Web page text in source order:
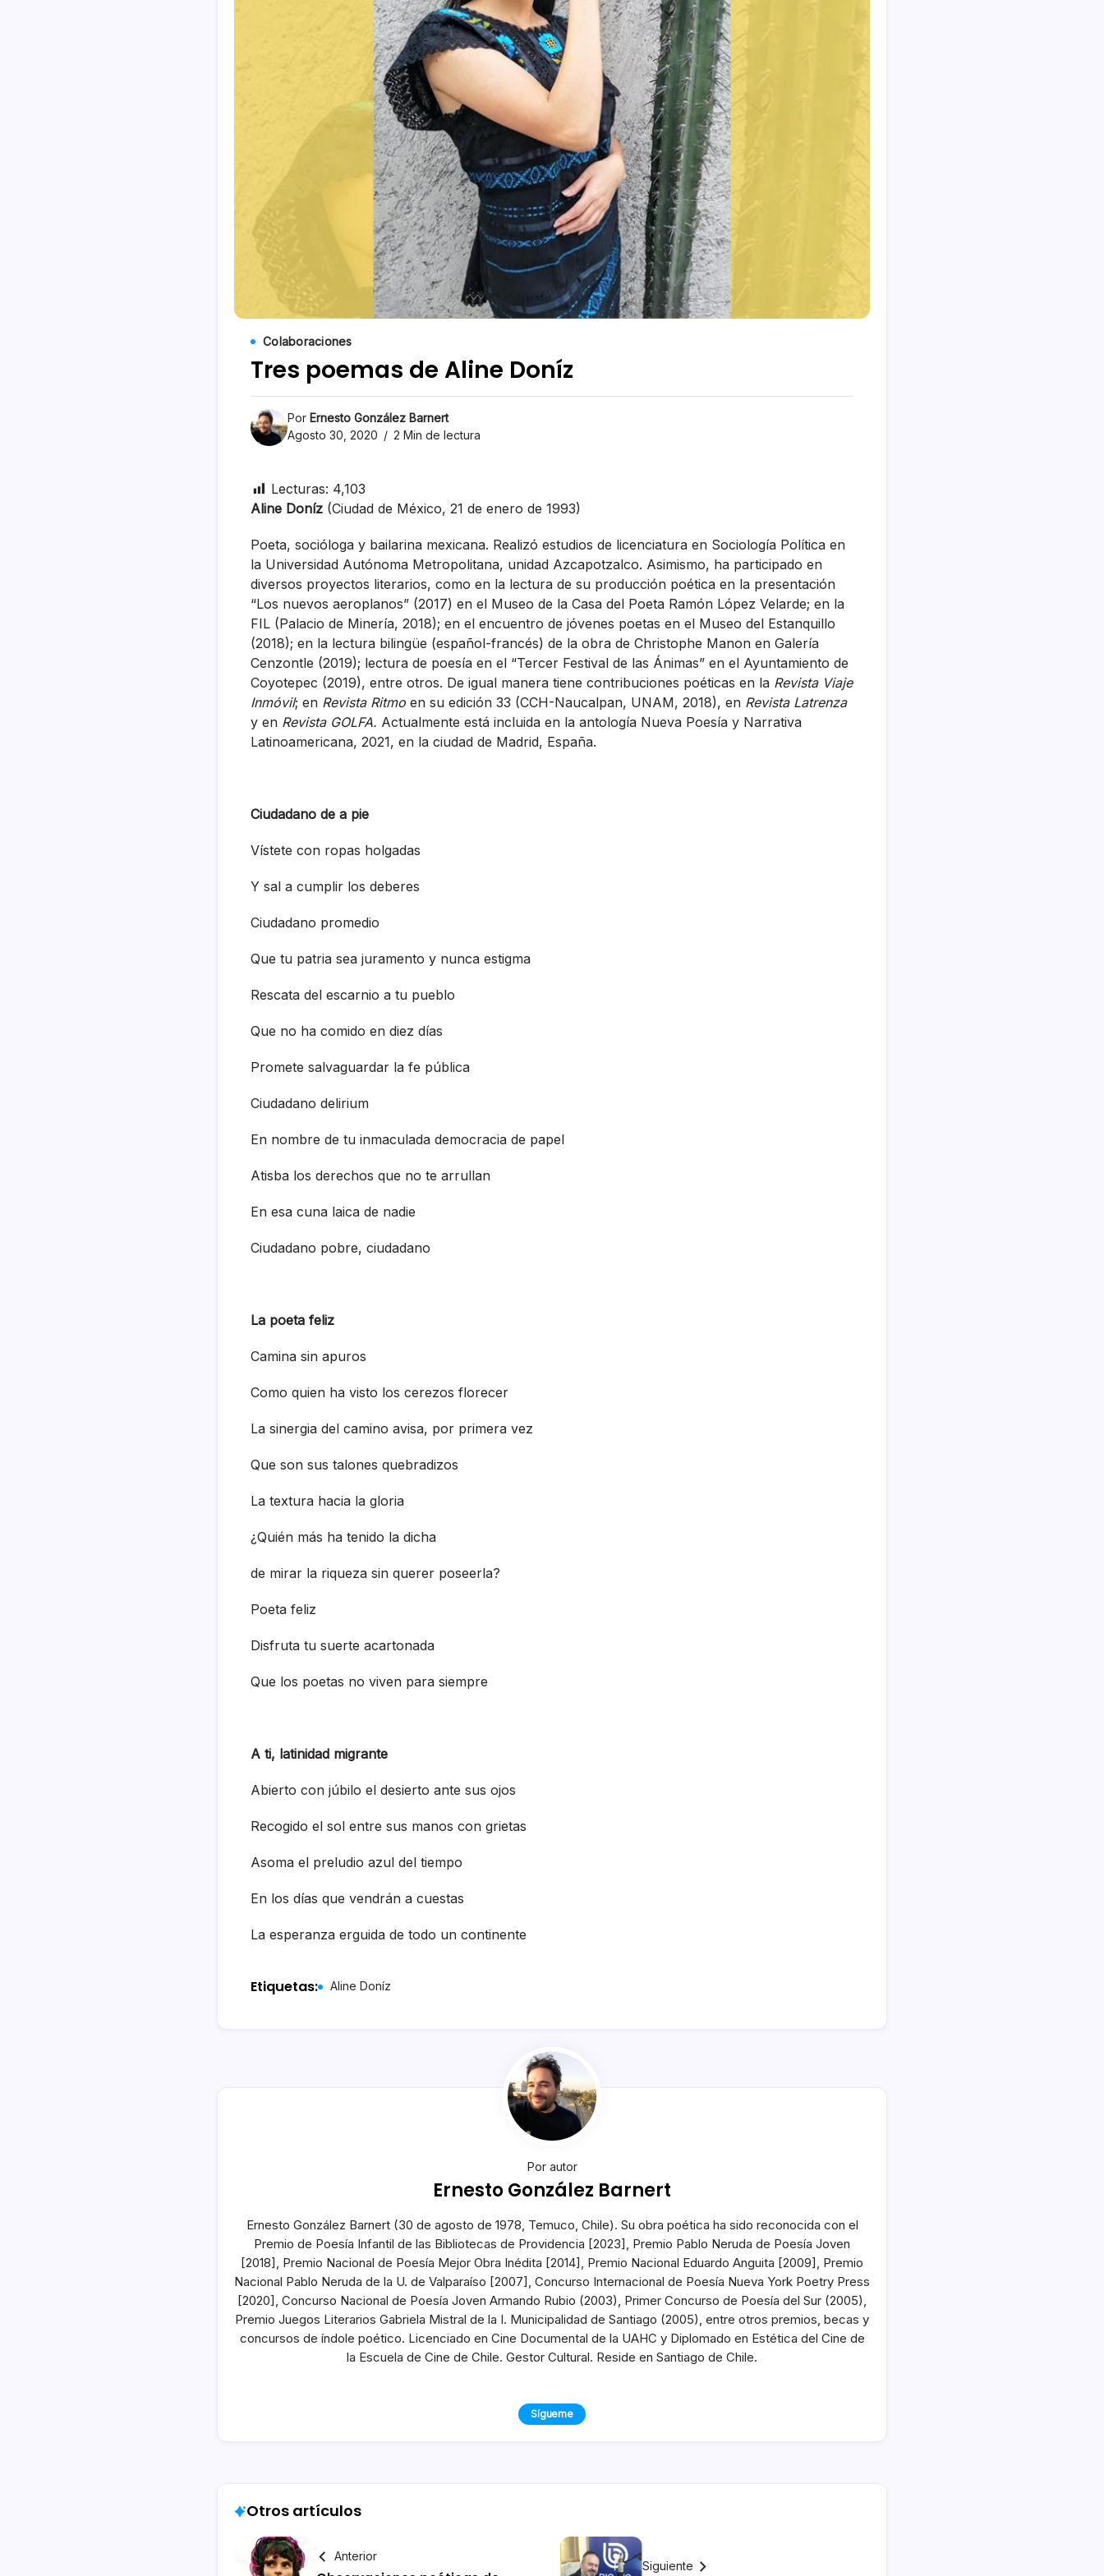
Colaboraciones
Tres poemas de Aline Doníz
Por Ernesto González Barnert
Agosto 30, 2020
2 Min de lectura
Lecturas: 4,103
Aline Doníz (Ciudad de México, 21 de enero de 1993)
Poeta, socióloga y bailarina mexicana. Realizó estudios de licenciatura en Sociología Política en
la Universidad Autónoma Metropolitana, unidad Azcapotzalco. Asimismo, ha participado en
diversos proyectos literarios, como en la lectura de su producción poética en la presentación
“Los nuevos aeroplanos” (2017) en el Museo de la Casa del Poeta Ramón López Velarde; en la
FIL (Palacio de Minería, 2018); en el encuentro de jóvenes poetas en el Museo del Estanquillo
(2018); en la lectura bilingüe (español-francés) de la obra de Christophe Manon en Galería
Cenzontle (2019); lectura de poesía en el “Tercer Festival de las Ánimas” en el Ayuntamiento de
Coyotepec (2019), entre otros. De igual manera tiene contribuciones poéticas en la Revista Viaje
Inmóvil; en Revista Ritmo en su edición 33 (CCH-Naucalpan, UNAM, 2018), en Revista Latrenza
y en Revista GOLFA. Actualmente está incluida en la antología Nueva Poesía y Narrativa
Latinoamericana, 2021, en la ciudad de Madrid, España.
Ciudadano de a pie
Vístete con ropas holgadas
Y sal a cumplir los deberes
Ciudadano promedio
Que tu patria sea juramento y nunca estigma
Rescata del escarnio a tu pueblo
Que no ha comido en diez días
Promete salvaguardar la fe pública
Ciudadano delirium
En nombre de tu inmaculada democracia de papel
Atisba los derechos que no te arrullan
En esa cuna laica de nadie
Ciudadano pobre, ciudadano
La poeta feliz
Camina sin apuros
Como quien ha visto los cerezos florecer
La sinergia del camino avisa, por primera vez
Que son sus talones quebradizos
La textura hacia la gloria
¿Quién más ha tenido la dicha
de mirar la riqueza sin querer poseerla?
Poeta feliz
Disfruta tu suerte acartonada
Que los poetas no viven para siempre
A ti, latinidad migrante
Abierto con júbilo el desierto ante sus ojos
Recogido el sol entre sus manos con grietas
Asoma el preludio azul del tiempo
En los días que vendrán a cuestas
La esperanza erguida de todo un continente
Etiquetas: Aline Doníz
Por autor
Ernesto González Barnert
Ernesto González Barnert (30 de agosto de 1978, Temuco, Chile). Su obra poética ha sido reconocida con el
Premio de Poesía Infantil de las Bibliotecas de Providencia [2023], Premio Pablo Neruda de Poesía Joven
[2018], Premio Nacional de Poesía Mejor Obra Inédita [2014], Premio Nacional Eduardo Anguita [2009], Premio
Nacional Pablo Neruda de la U. de Valparaíso [2007], Concurso Internacional de Poesía Nueva York Poetry Press
[2020], Concurso Nacional de Poesía Joven Armando Rubio (2003), Primer Concurso de Poesía del Sur (2005),
Premio Juegos Literarios Gabriela Mistral de la I. Municipalidad de Santiago (2005), entre otros premios, becas y
concursos de índole poético. Licenciado en Cine Documental de la UAHC y Diplomado en Estética del Cine de
la Escuela de Cine de Chile. Gestor Cultural. Reside en Santiago de Chile.
Sígueme
Otros artículos
Anterior
Siguiente